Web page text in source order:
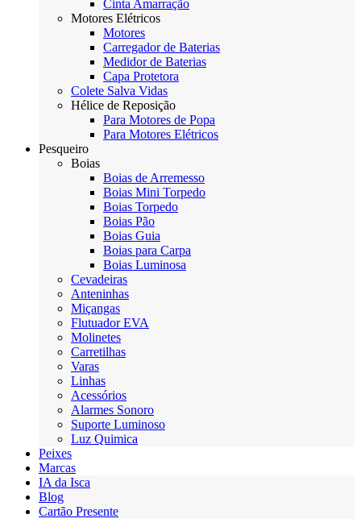
Cinta Amarração
Motores Elétricos
Motores
Carregador de Baterias
Medidor de Baterias
Capa Protetora
Colete Salva Vidas
Hélice de Reposição
Para Motores de Popa
Para Motores Elétricos
Pesqueiro
Boias
Boias de Arremesso
Boias Mini Torpedo
Boias Torpedo
Boias Pão
Boias Guia
Boias para Carpa
Boias Luminosa
Cevadeiras
Anteninhas
Miçangas
Flutuador EVA
Molinetes
Carretilhas
Varas
Linhas
Acessórios
Alarmes Sonoro
Suporte Luminoso
Luz Quimica
Peixes
Marcas
IA da Isca
Blog
Cartão Presente